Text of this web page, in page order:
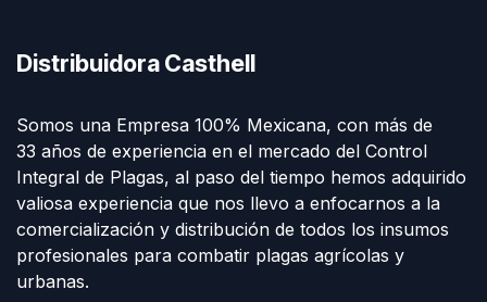
Distribuidora Casthell
Somos una Empresa 100% Mexicana, con más de
33 años de experiencia en el mercado del Control
Integral de Plagas, al paso del tiempo hemos adquirido
valiosa experiencia que nos llevo a enfocarnos a la
comercialización y distribución de todos los insumos
profesionales para combatir plagas agrícolas y
urbanas.